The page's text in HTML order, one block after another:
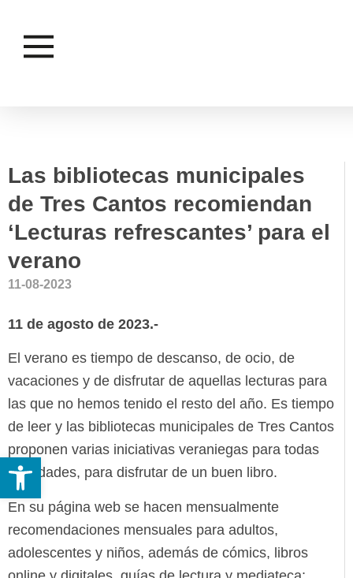
Abrir barra de herramientas
Las bibliotecas municipales
de Tres Cantos recomiendan
‘Lecturas refrescantes’ para el
verano
11-08-2023
11 de agosto de 2023.-
El verano es tiempo de descanso, de ocio, de
vacaciones y de disfrutar de aquellas lecturas para
las que no hemos tenido el resto del año. Es tiempo
de leer y las bibliotecas municipales de Tres Cantos
proponen varias iniciativas veraniegas para todas
las edades, para disfrutar de un buen libro.
En su página web se hacen mensualmente
recomendaciones mensuales para adultos,
adolescentes y niños, además de cómics, libros